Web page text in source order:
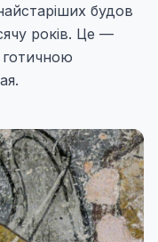
будов
років. Це —